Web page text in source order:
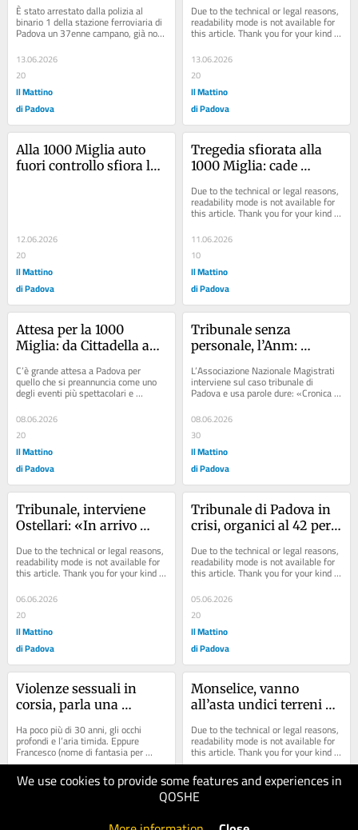
We use cookies to provide some features and experiences in
QOSHE
con 20mila euro di
gioielli
È stato arrestato dalla polizia al
binario 1 della stazione ferroviaria di
Padova un 37enne campano, già noto
alle forze dell’ordine per...
13.06.2026
20
Il Mattino
di Padova
Due to the technical or legal reasons,
readability mode is not available for
this article. Thank you for your kind
13.06.2026
20
Il Mattino
di Padova
Alla 1000 Miglia auto
fuori controllo sfiora la
12.06.2026
20
Il Mattino
di Padova
Tregedia sfiorata alla
1000 Miglia: cade
polizia e la moto sfiora
due persone
Due to the technical or legal reasons,
readability mode is not available for
this article. Thank you for your kind
11.06.2026
10
Il Mattino
di Padova
Attesa per la 1000
Miglia: da Cittadella ad
del percorso
C’è grande attesa a Padova per
quello che si preannuncia come uno
degli eventi più spettacolari e
suggestivi dell’anno. Domani, a nove
anni...
08.06.2026
20
Il Mattino
di Padova
Tribunale senza
personale, l’Anm:
molti non sanno cosa
fare»
L’Associazione Nazionale Magistrati
interviene sul caso tribunale di
Padova e usa parole dure: «Cronica
carenza di personale che sta
arrivando a un...
08.06.2026
30
Il Mattino
di Padova
Tribunale, interviene
Ostellari: «In arrivo
situazione era
deficitaria»
Due to the technical or legal reasons,
readability mode is not available for
this article. Thank you for your kind
06.06.2026
20
Il Mattino
di Padova
Tribunale di Padova in
crisi, organici al 42 per
nonni vigile»
Due to the technical or legal reasons,
readability mode is not available for
this article. Thank you for your kind
05.06.2026
20
Il Mattino
di Padova
Violenze sessuali in
corsia, parla una
mai pentito e l’ospedale
in silenzio»
Ha poco più di 30 anni, gli occhi
profondi e l’aria timida. Eppure
Francesco (nome di fantasia per
tutelare la sua identità) ha coraggio
da...
05.06.2026
Monselice, vanno
all’asta undici terreni
sfiora il milione
Due to the technical or legal reasons,
readability mode is not available for
this article. Thank you for your kind
understanding.
03.06.2026
20